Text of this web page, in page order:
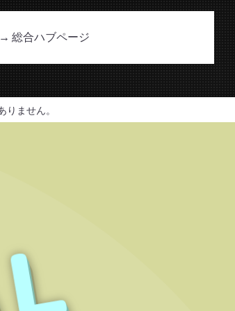
→ 総合ハブページ
ません。